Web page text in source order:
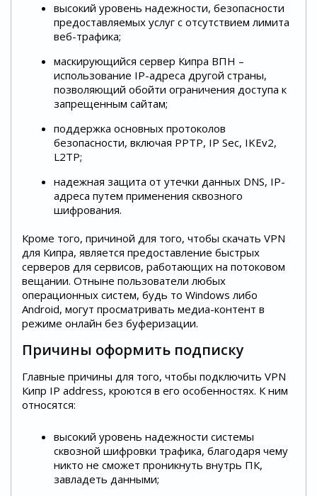
высокий уровень надежности, безопасности
предоставляемых услуг с отсутствием лимита
веб-трафика;
маскирующийся сервер Кипра ВПН –
использование IP-адреса другой страны,
позволяющий обойти ограничения доступа к
запрещенным сайтам;
поддержка основных протоколов
безопасности, включая PPTP, IP Sec, IKEv2,
L2TP;
надежная защита от утечки данных DNS, IP-
адреса путем применения сквозного
шифрования.
Кроме того, причиной для того, чтобы скачать VPN
для Кипра, является предоставление быстрых
серверов для сервисов, работающих на потоковом
вещании. Отныне пользователи любых
операционных систем, будь то Windows либо
Android, могут просматривать медиа-контент в
режиме онлайн без буферизации.
Причины оформить подписку
Главные причины для того, чтобы подключить VPN
Кипр IP address, кроются в его особенностях. К ним
относятся:
высокий уровень надежности системы
сквозной шифровки трафика, благодаря чему
никто не сможет проникнуть внутрь ПК,
завладеть данными;